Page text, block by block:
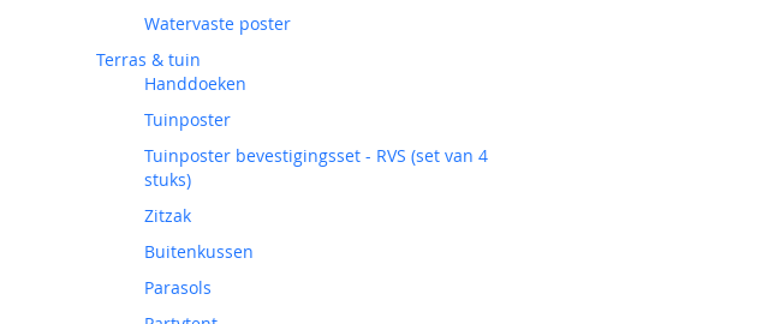
Watervaste poster
Terras & tuin
Handdoeken
Tuinposter
Tuinposter bevestigingsset - RVS (set van 4
stuks)
Zitzak
Buitenkussen
Parasols